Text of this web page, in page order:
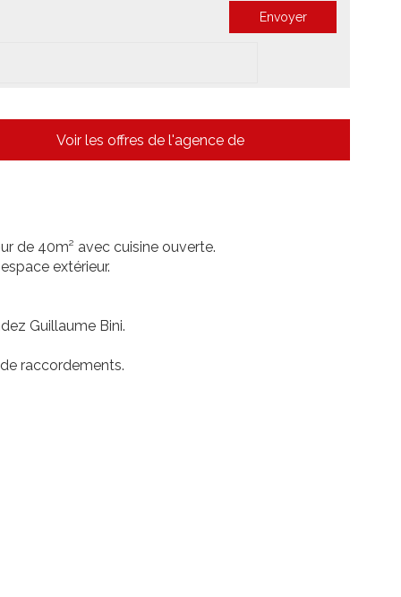
Voir les offres de l'agence de
de 40m² avec cuisine ouverte.
extérieur.
Guillaume Bini.
raccordements.